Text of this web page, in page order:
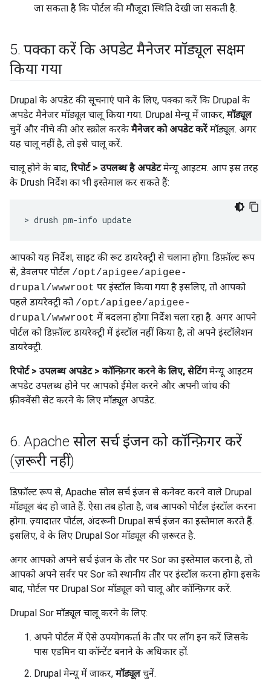
जा सकता है कि पोर्टल की मौजूदा स्थिति देखी जा सकती है.
5. पक्का करें कि अपडेट मैनेजर मॉड्यूल सक्षम
किया गया
Drupal के अपडेट की सूचनाएं पाने के लिए, पक्का करें कि Drupal के
अपडेट मैनेजर मॉड्यूल चालू किया गया. Drupal मेन्यू में जाकर, मॉड्यूल
चुनें और नीचे की ओर स्क्रोल करके मैनेजर को अपडेट करेंमॉड्यूल. अगर
यह चालू नहीं है, तो इसे चालू करें.
चालू होने के बाद, रिपोर्ट > उपलब्ध है अपडेटमेन्यू आइटम. आप इस तरह
के Drush निर्देश का भी इस्तेमाल कर सकते हैं:
> drush pm-info update
आपको यह निर्देश, साइट की रूट डायरेक्ट्री से चलाना होगा. डिफ़ॉल्ट रूप
से, डेवलपर पोर्टल /opt/apigee/apigee-
drupal/wwwroot पर इंस्टॉल किया गया है इसलिए, तो आपको
पहले डायरेक्ट्री को /opt/apigee/apigee-
drupal/wwwroot में बदलना होगा निर्देश चला रहा है. अगर आपने
पोर्टल को डिफ़ॉल्ट डायरेक्ट्री में इंस्टॉल नहीं किया है, तो अपने इंस्टॉलेशन
डायरेक्ट्री.
रिपोर्ट > उपलब्ध अपडेट > कॉन्फ़िगर करने के लिए, सेटिंगमेन्यू आइटम
अपडेट उपलब्ध होने पर आपको ईमेल करने और अपनी जांच की
फ़्रीक्वेंसी सेट करने के लिए मॉड्यूल अपडेट.
6. Apache सोल सर्च इंजन को कॉन्फ़िगर करें
(ज़रूरी नहीं)
डिफ़ॉल्ट रूप से, Apache सोल सर्च इंजन से कनेक्ट करने वाले Drupal
मॉड्यूल बंद हो जाते हैं. ऐसा तब होता है, जब आपको पोर्टल इंस्टॉल करना
होगा. ज़्यादातर पोर्टल, अंदरूनी Drupal सर्च इंजन का इस्तेमाल करते हैं.
इसलिए, वे के लिए Drupal Sor मॉड्यूल की ज़रूरत है.
अगर आपको अपने सर्च इंजन के तौर पर Sor का इस्तेमाल करना है, तो
आपको अपने सर्वर पर Sor को स्थानीय तौर पर इंस्टॉल करना होगा इसके
बाद, पोर्टल पर Drupal Sor मॉड्यूल को चालू और कॉन्फ़िगर करें.
Drupal Sor मॉड्यूल चालू करने के लिए:
अपने पोर्टल में ऐसे उपयोगकर्ता के तौर पर लॉग इन करें जिसके
पास एडमिन या कॉन्टेंट बनाने के अधिकार हों.
Drupal मेन्यू में जाकर, मॉड्यूलचुनें.